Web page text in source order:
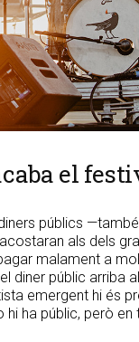
el
públics
als dels
malament a
diner públic arriba
emergent hi és
ha públic, però